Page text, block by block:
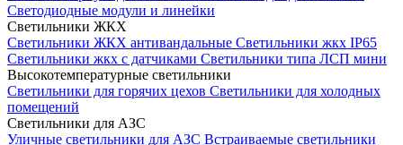
Светодиодные модули и линейки
Светильники ЖКХ
Светильники ЖКХ антивандальные Светильники жкх IP65
Светильники жкх с датчиками Светильники типа ЛСП мини
Высокотемпературные светильники
Светильники для горячих цехов Светильники для холодных
помещений
Светильники для АЗС
Уличные светильники для АЗС Встраиваемые светильники